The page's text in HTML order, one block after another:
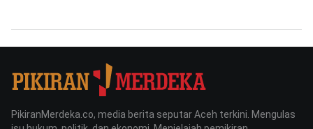
PikiranMerdeka.co, media berita seputar Aceh terkini. Mengulas